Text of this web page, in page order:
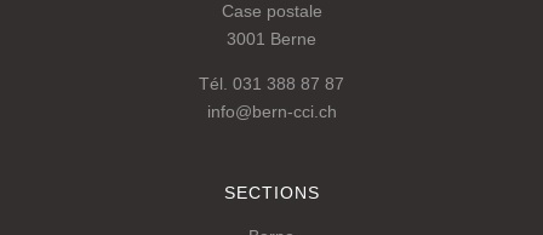
Case postale
3001 Berne
Tél. 031 388 87 87
info@bern-cci.ch
SECTIONS